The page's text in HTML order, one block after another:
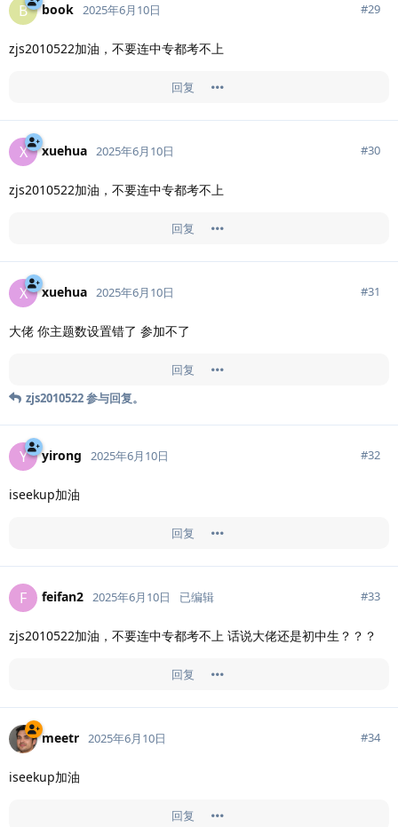
B book 2025年6月10日 #29
zjs2010522加油，不要连中专都考不上
回复
X xuehua 2025年6月10日 #30
zjs2010522加油，不要连中专都考不上
回复
X xuehua 2025年6月10日 #31
大佬 你主题数设置错了 参加不了
回复
zjs2010522参与回复。
Y yirong 2025年6月10日 #32
iseekup加油
回复
F feifan2 2025年6月10日 已编辑 #33
zjs2010522加油，不要连中专都考不上 话说大佬还是初中生？？？
回复
meetr 2025年6月10日 #34
iseekup加油
回复